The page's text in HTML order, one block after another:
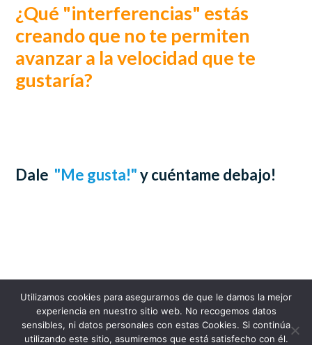
¿Qué "interferencias" estás
creando que no te permiten
avanzar a la velocidad que te
gustaría?
Dale "Me gusta!"y cuéntame debajo!
Utilizamos cookies para asegurarnos de que le damos la mejor
experiencia en nuestro sitio web. No recogemos datos
sensibles, ni datos personales con estas Cookies. Si continúa
utilizando este sitio, asumiremos que está satisfecho con él.